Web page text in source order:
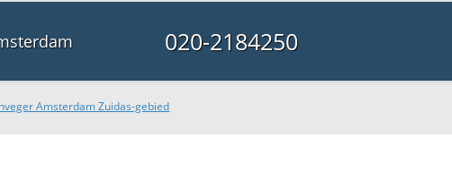
020-2184250
Amsterdam Zuidas-gebied